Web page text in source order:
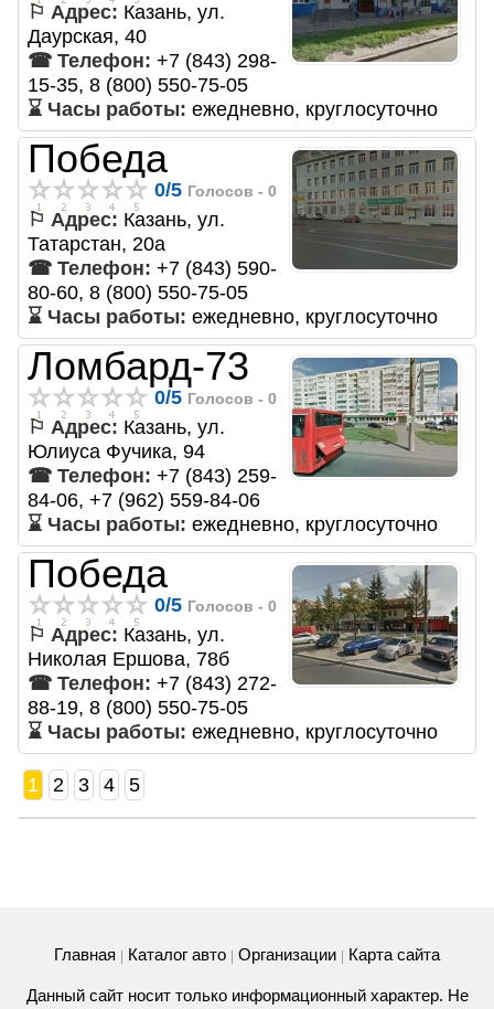
⚐ Адрес: Казань, ул.
Даурская, 40
☎ Телефон: +7 (843) 298-
15-35, 8 (800) 550-75-05
⌛ Часы работы: ежедневно, круглосуточно
Победа
0/5 Голосов - 0
⚐ Адрес: Казань, ул.
Татарстан, 20а
☎ Телефон: +7 (843) 590-
80-60, 8 (800) 550-75-05
⌛ Часы работы: ежедневно, круглосуточно
Ломбард-73
0/5 Голосов - 0
⚐ Адрес: Казань, ул.
Юлиуса Фучика, 94
☎ Телефон: +7 (843) 259-
84-06, +7 (962) 559-84-06
⌛ Часы работы: ежедневно, круглосуточно
Победа
0/5 Голосов - 0
⚐ Адрес: Казань, ул.
Николая Ершова, 78б
☎ Телефон: +7 (843) 272-
88-19, 8 (800) 550-75-05
⌛ Часы работы: ежедневно, круглосуточно
1 2 3 4 5
Главная Каталог авто Организации Карта сайта
Данный сайт носит только информационный характер. Не